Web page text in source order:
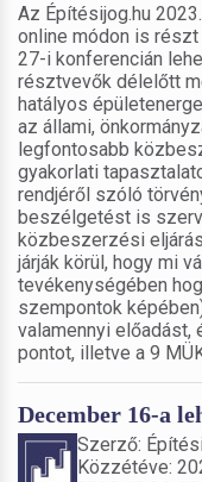
Az Építésijog.hu
online módon is
27-i konferencián
résztvevők délelőtt
hatályos
az állami,
legfontosabb
gyakorlati
rendjéről szóló
beszélgetést is
közbeszerzési
járják körül, hogy mi
tevékenységében
szempontok
valamennyi előadást,
pontot, illetve a 9
December 16-a
Szerző:
Közzétéve: